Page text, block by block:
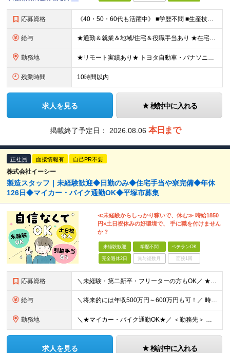
応募資格 《40・50・60代も活躍中》 ■学歴不問 ■生産技術・生産管理・品質保証・評価・設計いずれかの実務経験をお持ちの方 ▽こんな方にオススメです！▽ 「経験を活かして幅広いプロジェクトに携わりたい」
給与 ★通勤＆就業＆地域/住宅＆役職手当あり ★在宅勤務実績あり ★残業代は全額支給 ★選べる給与制度あり！ ■東京・神奈川・千葉・埼玉勤務の場合 月給24.5万円～55万円＋諸手当 （残業代は全額支給）
勤務地 ★リモート実績あり★ トヨタ自動車・パナソニック・東芝など大手メーカーでのポストも多数！ 全国の取引先での就業となります（沖縄を除く） 『地元で働きたい』という希望に、業界トップクラス約7,00
残業時間 10時間以内
求人を見る 検討中に入れる
掲載終了予定日： 2026.08.06 本日まで
正社員 面接情報有 自己PR不要
株式会社イーシー
製造スタッフ｜未経験歓迎◆日勤のみ◆住宅手当や寮完備◆年休
126日◆マイカー・バイク通勤OK◆平塚市募集
≪未経験からしっかり稼いで、休む≫ 時給1850
円×土日祝休みの好環境で、 手に職を付けません
か？
未経験歓迎 学歴不問 ベテランOK
完全週休2日 賞与複数月 面接1回
応募資格 ＼未経験・第二新卒・フリーターの方もOK／ ★手に職をつけて安定したい方、大歓迎！ ●学歴不問 ●コミュニケーションを大切に、チームで働ける方 ＼こんな方にピッタリです！／ ◎機械いじりやプラモデル
給与 ＼将来的には年収500万円～600万円も可！／ 時給1,850円～2,313円＋etc. ※経験・能力を考慮の上、決定します。 ※給与改定年1回、年度昇給あり。 ※月給制への変更も相談可能です。 ※
勤務地 ＼★マイカー・バイク通勤OK★／ ＜勤務先＞ 神奈川県平塚市工業団地内 ※(変更の範囲)上記を除く当社関連勤務地
求人を見る 検討中に入れる